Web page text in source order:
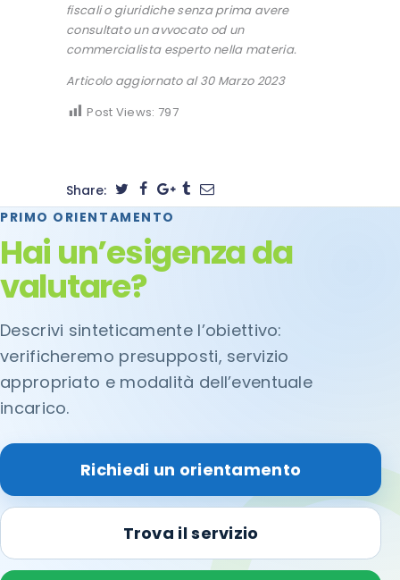
fiscali o giuridiche senza prima avere
consultato un avvocato od un
commercialista esperto nella materia.
Articolo aggiornato al 30 Marzo 2023
Post Views: 797
Share:
PRIMO ORIENTAMENTO
Hai un’esigenza da
valutare?
Descrivi sinteticamente l’obiettivo:
verificheremo presupposti, servizio
appropriato e modalità dell’eventuale
incarico.
Richiedi un orientamento
Trova il servizio